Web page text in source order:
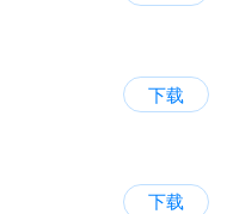
下载
下载